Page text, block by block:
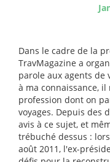
Dans le cadre de la
TravMagazine a
parole aux agents de
à ma connaissance,
profession dont on
voyages. Depuis des
avis à ce sujet, et
trébuché dessus :
août 2011, l'ex-